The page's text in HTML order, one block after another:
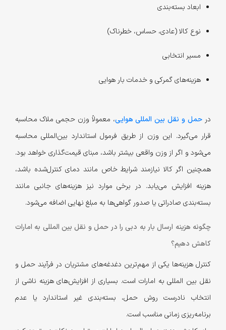
ابعاد بسته‌بندی
نوع کالا (عادی، حساس، خطرناک)
مسیر انتخابی
هزینه‌های گمرکی و خدمات بار هوایی
در حمل و نقل بین المللی هوایی، معمولاً وزن حجمی ملاک محاسبه
قرار می‌گیرد. این وزن از طریق فرمول استاندارد بین‌المللی محاسبه
می‌شود و اگر از وزن واقعی بیشتر باشد، مبنای قیمت‌گذاری خواهد بود.
همچنین اگر کالا نیازمند شرایط خاص مانند دمای کنترل‌شده باشد،
هزینه افزایش می‌یابد. در برخی موارد نیز هزینه‌های جانبی مانند
بسته‌بندی صادراتی یا صدور گواهی‌ها به مبلغ نهایی اضافه می‌شود.
چگونه هزینه ارسال بار به دبی را در حمل و نقل بین المللی به امارات
کاهش دهیم؟
کنترل هزینه‌ها یکی از مهم‌ترین دغدغه‌های مشتریان در فرآیند حمل و
نقل بین المللی به امارات است. بسیاری از افزایش‌های هزینه ناشی از
انتخاب نادرست روش حمل، بسته‌بندی غیر استاندارد یا عدم
برنامه‌ریزی زمانی مناسب است.